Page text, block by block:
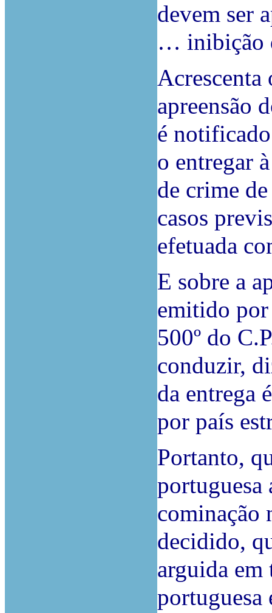
devem ser
… inibição
Acrescenta
apreensão
é
o entregar
de crime
casos
efetuada
E sobre a
emitido por
500º do
conduzir,
da entrega
por país
Portanto,
portuguesa
cominação
decidido,
arguida
portuguesa